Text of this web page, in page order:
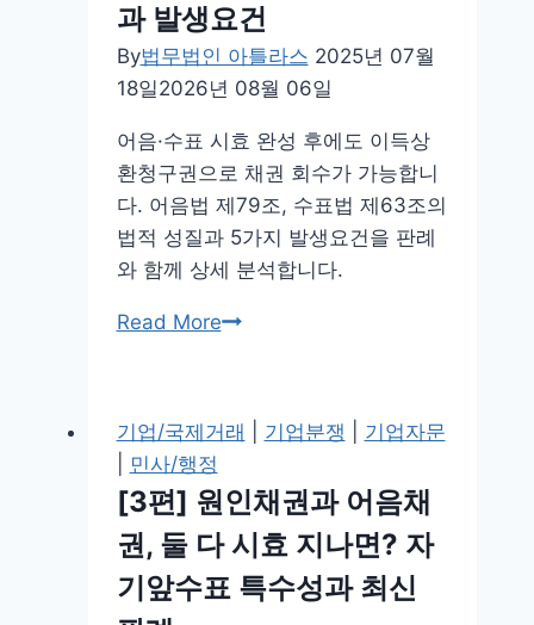
금
못
받
는
경
우
과 발생요건
By법무법인 아틀라스 2025년 07월
18일2026년 08월 06일
어음·수표 시효 완성 후에도 이득상
환청구권으로 채권 회수가 가능합니
다. 어음법 제79조, 수표법 제63조의
법적 성질과 5가지 발생요건을 판례
와 함께 상세 분석합니다.
Read More[1
음
·
표
시
효
기업/국제거래 기업분쟁
기업자문
민사/행정
[3편] 원인채권과 어음채
권, 둘 다 시효 지나면? 자
기앞수표 특수성과 최신